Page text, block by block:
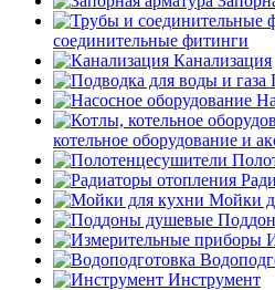
соединительные фитинги
Канализация
котельное оборудование и
Мойки
Инструмент